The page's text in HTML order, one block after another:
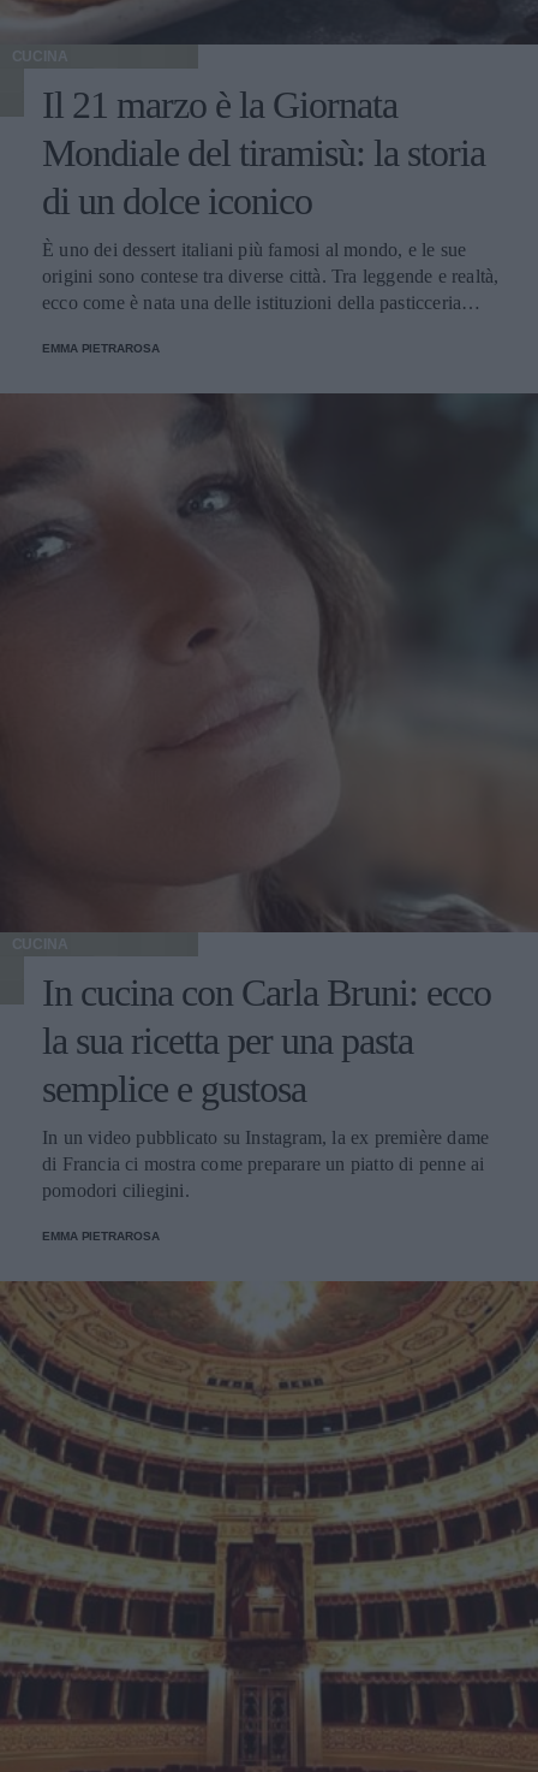
CUCINA
Il 21 marzo è la Giornata
Mondiale del tiramisù: la storia
di un dolce iconico
È uno dei dessert italiani più famosi al mondo, e le sue
origini sono contese tra diverse città. Tra leggende e realtà,
ecco come è nata una delle istituzioni della pasticceria
EMMA PIETRAROSA
CUCINA
In cucina con Carla Bruni: ecco
la sua ricetta per una pasta
semplice e gustosa
In un video pubblicato su Instagram, la ex première dame
di Francia ci mostra come preparare un piatto di penne ai
pomodori ciliegini.
EMMA PIETRAROSA